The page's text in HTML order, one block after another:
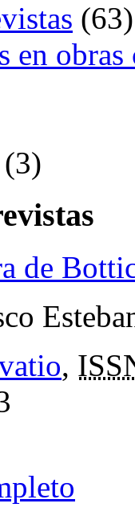
(63)
en
(3)
de
,